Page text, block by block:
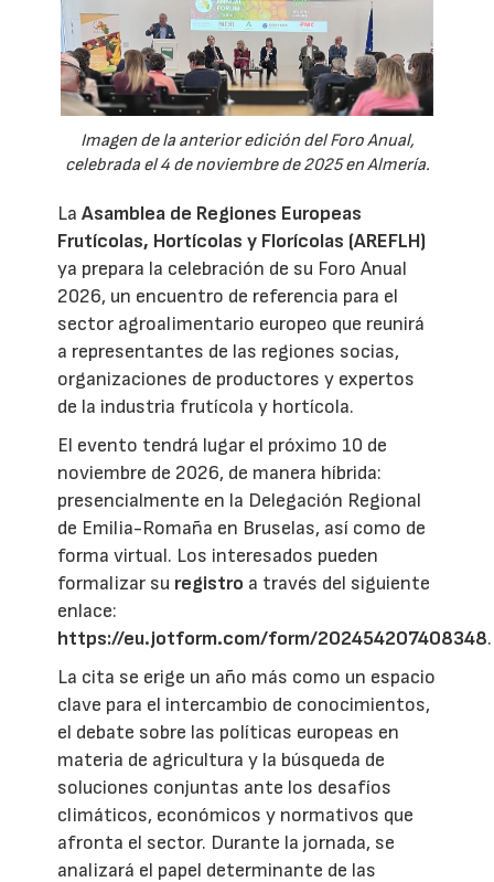
Imagen de la anterior edición del Foro Anual,
celebrada el 4 de noviembre de 2025 en Almería.
LaAsamblea de Regiones Europeas
Frutícolas, Hortícolas y Florícolas (AREFLH)
ya prepara la celebración de su Foro Anual
2026, un encuentro de referencia para el
sector agroalimentario europeo que reunirá
a representantes de las regiones socias,
organizaciones de productores y expertos
de la industria frutícola y hortícola.
El evento tendrá lugar el próximo 10 de
noviembre de 2026, de manera híbrida:
presencialmente en la Delegación Regional
de Emilia-Romaña en Bruselas, así como de
forma virtual. Los interesados pueden
formalizar su registro a través del siguiente
enlace:
https://eu.jotform.com/form/202454207408348.
La cita se erige un año más como un espacio
clave para el intercambio de conocimientos,
el debate sobre las políticas europeas en
materia de agricultura y la búsqueda de
soluciones conjuntas ante los desafíos
climáticos, económicos y normativos que
afronta el sector. Durante la jornada, se
analizará el papel determinante de las